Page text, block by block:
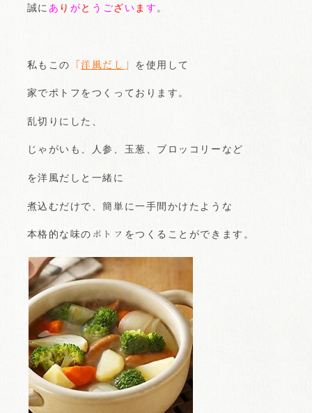
誠に あ り が と うござ い ま す 。
私もこの 洋風だし 」 を使用して
家でポトフをつくっております。
乱切りにした、
じゃがいも、人参、玉葱、ブロッコリーなど
を洋風だしと一緒に
煮込むだけで、簡単に一手間かけたような
本格的な味の ポトフ をつくることができます。